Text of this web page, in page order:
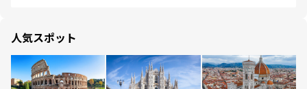
人気スポット